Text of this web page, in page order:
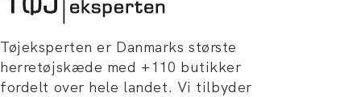
Tøjeksperten er Danmarks største
herretøjskæde med +110 butikker
fordelt over hele landet. Vi tilbyder